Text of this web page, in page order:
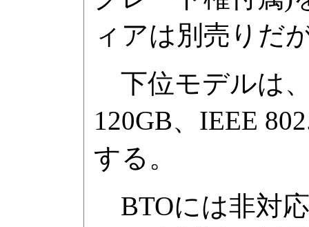
ィアは別売りだ
下位モデルは、
120GB、IEEE
する。
BTOには非対